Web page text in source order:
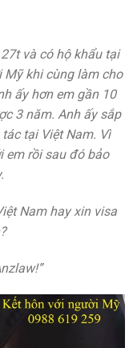
và có hộ khẩu tại
Mỹ khi cùng làm cho
ấy hơn em gần 10
3 năm. Anh ấy sắp
tại Việt Nam. Vì
em rồi sau đó bảo
Nam hay xin visa